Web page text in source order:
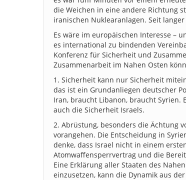
die Weichen in eine andere Richtung
iranischen Nuklearanlagen. Seit
Es wäre im europäischen Interesse –
es international zu bindenden
Konferenz für Sicherheit und
Zusammenarbeit im Nahen Osten
1. Sicherheit kann nur Sicherheit
das ist ein Grundanliegen deutscher
Iran, braucht Libanon, braucht Syrien.
auch die Sicherheit Israels.
2. Abrüstung, besonders die Ächtung
vorangehen. Die Entscheidung in
denke, dass Israel nicht in einem
Atomwaffensperrvertrag und die
Eine Erklärung aller Staaten des
einzusetzen, kann die Dynamik aus